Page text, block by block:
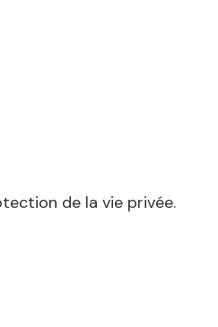
de la vie privée.